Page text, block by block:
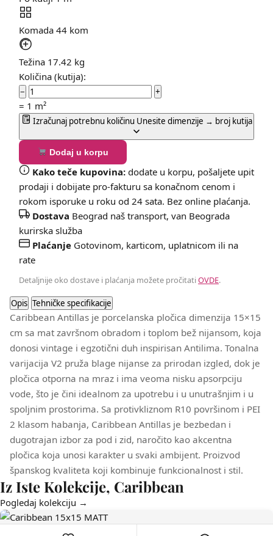
Komada 44 kom
Težina 17.42 kg
Količina (kutija):
− +
= 1 m²
Izračunaj potrebnu količinu Unesite dimenzije → broj kutija
Dodaj u korpu
Kako teče kupovina: dodate u korpu, pošaljete upit
prodaji i dobijate pro-fakturu sa konačnom cenom i
rokom isporuke u roku od 24 sata. Bez online plaćanja.
Dostava Beograd naš transport, van Beograda
kurirska služba
Plaćanje Gotovinom, karticom, uplatnicom ili na
rate
Detaljnije oko dostave i plaćanja možete pročitatiOVDE.
Opis Tehničke specifikacije
Caribbean Antillas je porcelanska pločica dimenzija 15×15
cm sa mat završnom obradom i toplom bež nijansom, koja
donosi vintage i egzotični duh inspirisan Antilima. Tonalna
varijacija V2 pruža blage nijanse za prirodan izgled, dok je
pločica otporna na mraz i ima veoma nisku apsorpciju
vode, što je čini idealnom za upotrebu i u unutrašnjim i u
spoljnim prostorima. Sa protivkliznom R10 površinom i PEI
2 klasom habanja, Caribbean Antillas je bezbedan i
dugotrajan izbor za pod i zid, naročito kao akcentna
pločica koja unosi karakter u svaki ambijent. Proizvod
španskog kvaliteta koji kombinuje funkcionalnost i stil.
Iz Iste Kolekcije, Caribbean
Pogledaj kolekciju →